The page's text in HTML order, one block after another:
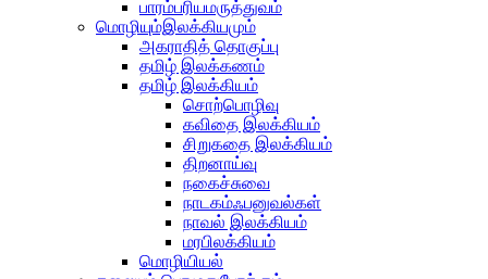
பாரம்பரியமருத்துவம்
மொழியும்இலக்கியமும்
அகராதித் தொகுப்பு
தமிழ் இலக்கணம்
தமிழ் இலக்கியம்
சொற்பொழிவு
கவிதை இலக்கியம்
சிறுகதை இலக்கியம்
திறனாய்வு
நகைச்சுவை
நாடகம்ஃபனுவல்கள்
நாவல் இலக்கியம்
மரபிலக்கியம்
மொழியியல்